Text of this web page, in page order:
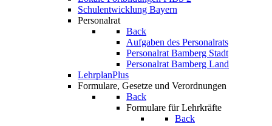
Schulentwicklung Bayern
Personalrat
Back
Aufgaben des Personalrats
Personalrat Bamberg Stadt
Personalrat Bamberg Land
LehrplanPlus
Formulare, Gesetze und Verordnungen
Back
Formulare für Lehrkräfte
Back